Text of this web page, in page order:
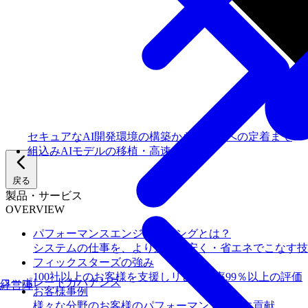
戻る
製品・サービス
OVERVIEW
パフォーマンスエンジニアリングとは？
システムの仕事を、より速く・安く・省エネでこなす
フィックスターズの​強み
100社以上のお客様を支援しリピート率99％以上の評価
お客様事例
様々な分野のお客様のパフォーマンス向上に貢献
経営陣
セキュアなAI開発環境の構築からチームへの定着まで
組込みAIモデルの移植・高速化
コーポレートガバナンス